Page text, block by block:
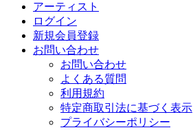
アーティスト
ログイン
新規会員登録
お問い合わせ
お問い合わせ
よくある質問
利用規約
特定商取引法に基づく表示
プライバシーポリシー